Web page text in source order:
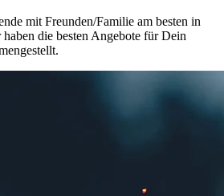
mit Freunden/Familie am besten in
die besten Angebote für Dein